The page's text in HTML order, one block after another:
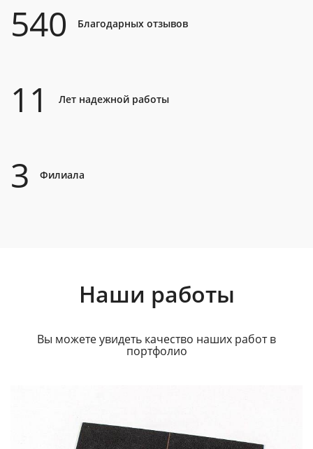
540 Благодарных отзывов
11 Лет надежной работы
3 Филиала
Наши работы
Вы можете увидеть качество наших работ в
портфолио